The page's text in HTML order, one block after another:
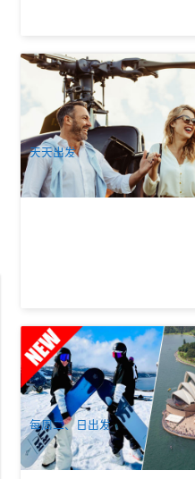
直升机+4WD观光之旅 | 猎人
美饌+包机生态之旅
47 已预订
AUD $3,659.00 $3,700.00
天天出发
2026悉尼滑雪团 | 皇牌滑雪+
中文游 | 包悉尼机场接送
101 已预订
AUD $ 1,899.00
每周二、日出发